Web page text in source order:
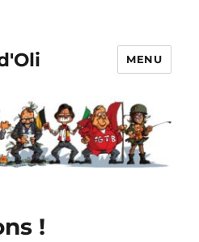
MENU
!